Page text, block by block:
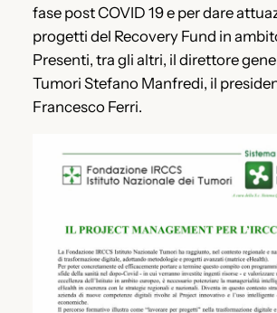
fase post COVID 19 e per dare
progetti del Recovery Fund in
Presenti, tra gli altri, il direttore
Tumori Stefano Manfredi, il
Francesco Ferri.